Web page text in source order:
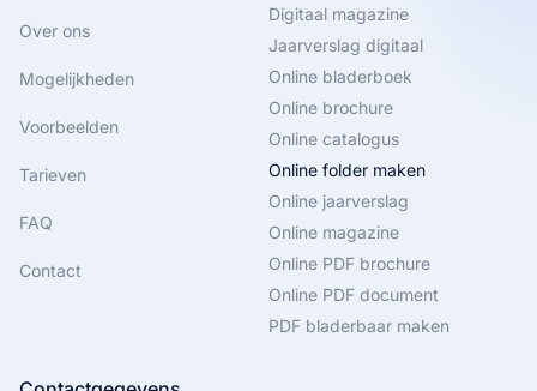
Over ons
Mogelijkheden
Voorbeelden
Tarieven
FAQ
Contact
Digitaal magazine
Jaarverslag digitaal
Online bladerboek
Online brochure
Online catalogus
Online folder maken
Online jaarverslag
Online magazine
Online PDF brochure
Online PDF document
PDF bladerbaar maken